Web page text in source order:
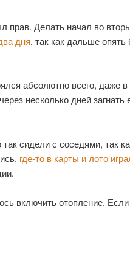
прав. Делать начал во
дня, так как дальше
абсолютно всего, даже в
несколько дней загнать
сидели с соседями, так
где-то в карты и лото
включить отопление.